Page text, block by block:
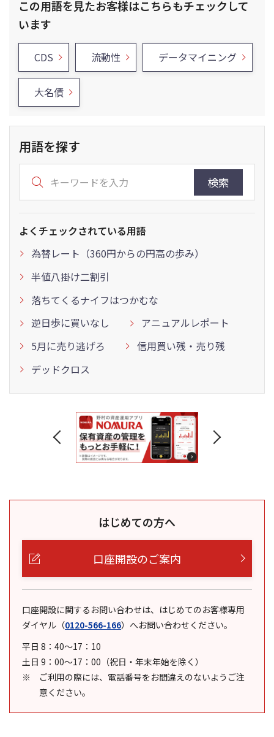
この用語を見たお客様はこちらもチェックして
います
CDS 流動性 データマイニング
大名債
用語を探す
検索
よくチェックされている用語
為替レート（360円からの円高の歩み）
半値八掛け二割引
落ちてくるナイフはつかむな
逆日歩に買いなし
アニュアルレポート
5月に売り逃げろ
信用買い残・売り残
デッドクロス
はじめての方へ
口座開設のご案内
口座開設に関するお問い合わせは、はじめてのお客様専用
ダイヤル （0120-566-166） へお問い合わせください。
平日 8：40～17：10
土日 9：00～17：00（祝日・年末年始を除く）
ご利用の際には、電話番号をお間違えのないようご注
意ください。